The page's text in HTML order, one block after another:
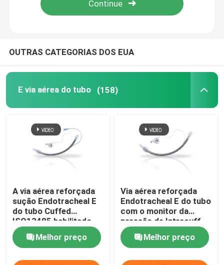
Controle de Qualidade
Fale Conosco
Pedir um orçamento
E via aérea do tubo
Via aérea laríngea da máscara
Tubo Nasopharyngeal da via aérea
OUTRAS CATEGORIAS DOS EUA
E via aérea do tubo (158)
A via aérea reforçada
sução Endotracheal E
do tubo Cuffed
ISO13485 habilitado
Melhor preço
Via aérea reforçada
Endotracheal E do tubo
com o monitor da
pressão de Intracuff
Melhor preço